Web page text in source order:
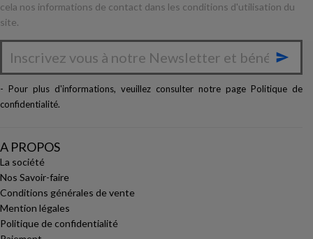
cela nos informations de contact dans les conditions d'utilisation du
site.

- Pour plus d'informations, veuillez consulter notre page Politique de
confidentialité.
A PROPOS
La société
Nos Savoir-faire
Conditions générales de vente
Mention légales
Politique de confidentialité